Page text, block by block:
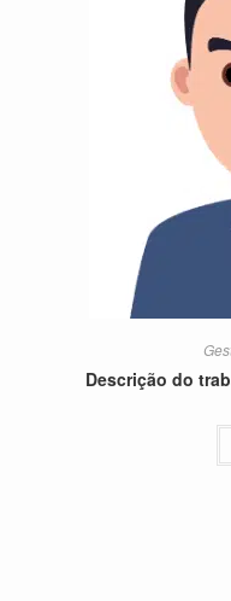
Descrição do